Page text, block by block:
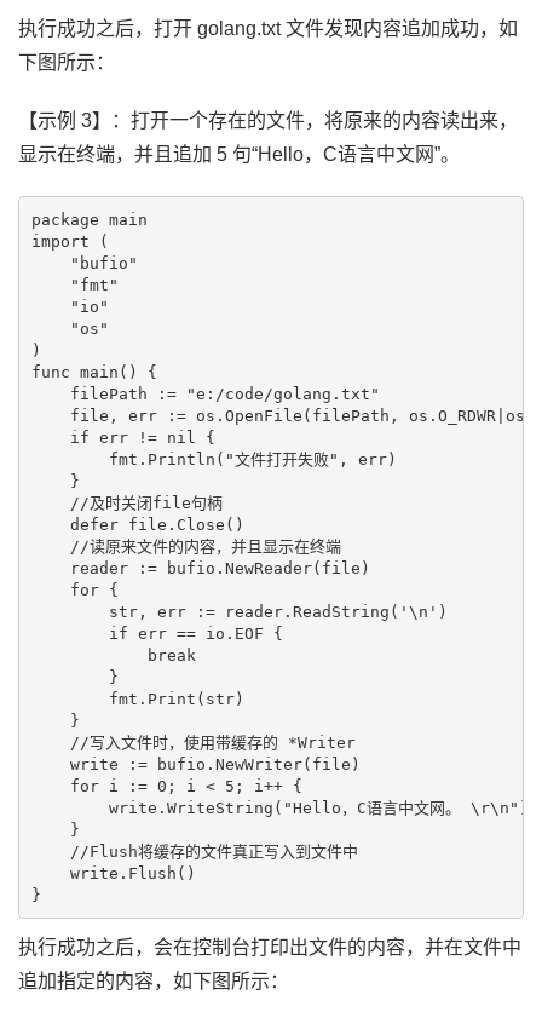
执行成功之后，打开 golang.txt 文件发现内容追加成功，如
下图所示：
【示例 3】：打开一个存在的文件，将原来的内容读出来，
显示在终端，并且追加 5 句“Hello，C语言中文网”。
package main
import (
    "bufio"
    "fmt"
    "io"
    "os"
)
func main() {
    filePath := "e:/code/golang.txt"
file, err := os.OpenFile(filePath,
    if err != nil {
        fmt.Println("文件打开失败", err)
    }
    //及时关闭file句柄
    defer file.Close()
    //读原来文件的内容，并且显示在终端
    reader := bufio.NewReader(file)
    for {
        str, err := reader.ReadString('\n')
        if err == io.EOF {
            break
        }
        fmt.Print(str)
    }
    //写入文件时，使用带缓存的 *Writer
    write := bufio.NewWriter(file)
    for i := 0; i < 5; i++ {
        write.WriteString("Hello，C语言中文网。 \r\n")
    }
    //Flush将缓存的文件真正写入到文件中
    write.Flush()
执行成功之后，会在控制台打印出文件的内容，并在文件中
追加指定的内容，如下图所示：